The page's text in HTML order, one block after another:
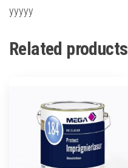
yyyyy
Related products